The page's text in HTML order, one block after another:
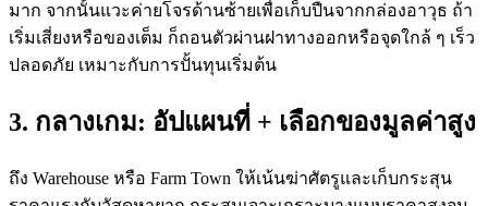
มาก จากนั้นแวะค่ายโจรด้านซ้ายเพื่อเก็บปืนจากกล่องอาวุธ ถ้า
เริ่มเสี่ยงหรือของเต็ม ก็ถอนตัวผ่านฝาทางออกหรือจุดใกล้ ๆ เร็ว
ปลอดภัย เหมาะกับการปั้นทุนเริ่มต้น
3. กลางเกม: อัปแผนที่ + เลือกของมูลค่าสูง
ถึง Warehouse หรือ Farm Town ให้เน้นฆ่าศัตรูและเก็บกระสุน